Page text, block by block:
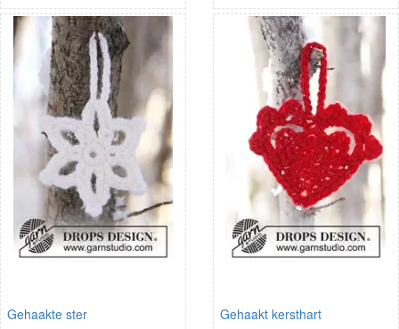
Gehaakte ster Gehaakt kersthart